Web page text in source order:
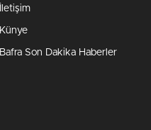
İletişim
Künye
Bafra Son Dakika Haberler